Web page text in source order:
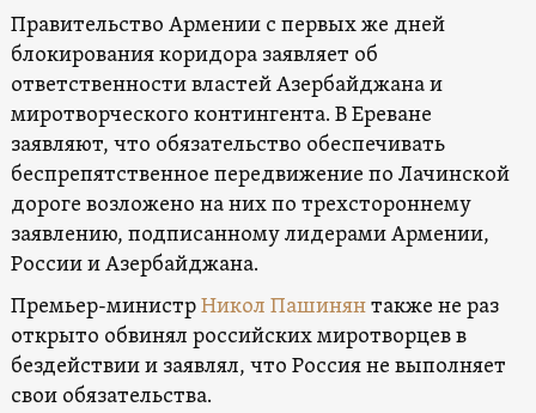
Правительство Армении с первых же дней
блокирования коридора заявляет об
ответственности властей Азербайджана и
миротворческого контингента. В Ереване
заявляют, что обязательство обеспечивать
беспрепятственное передвижение по Лачинской
дороге возложено на них по трехстороннему
заявлению, подписанному лидерами Армении,
России и Азербайджана.
Премьер-министрНикол Пашинянтакже не раз
открыто обвинял российских миротворцев в
бездействии и заявлял, что Россия не выполняет
свои обязательства.